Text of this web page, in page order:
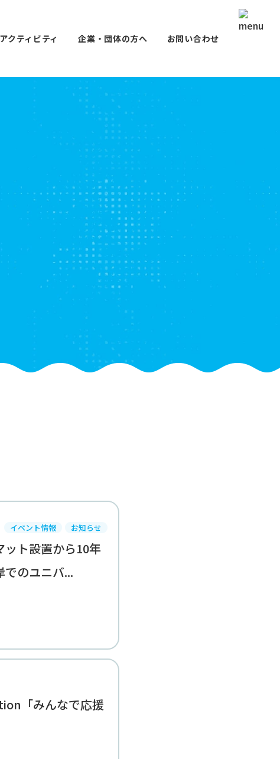
アクティビティ 企業・団体の方へ お問い合わせ
イベント情報 お知らせ
ット設置から10年
でのユニバ...
「みんなで応援